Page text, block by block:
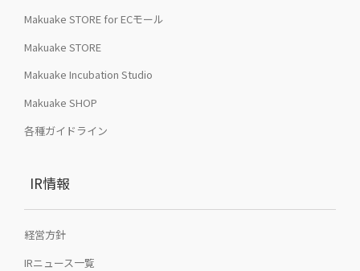
Makuake STORE for ECモール
Makuake STORE
Makuake Incubation Studio
Makuake SHOP
各種ガイドライン
IR情報
経営方針
IRニュース一覧